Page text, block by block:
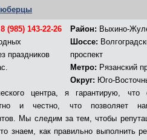
8 (985) 143-22-26
праздников
Район: Выхино-
Шоссе:
проспект
Метро: Рязанский
Округ: Юго-
центра, я гарантирую, что
и честно, что позволяет
Мы следим за тем, чтобы
знаем, как правильно выполнить